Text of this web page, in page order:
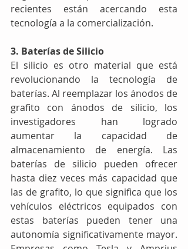
recientes están acercando esta
tecnología a la comercialización.
3. Baterías de Silicio
El silicio es otro material que está
revolucionando la tecnología de
baterías. Al reemplazar los ánodos de
grafito con ánodos de silicio, los
investigadores han logrado
aumentar la capacidad de
almacenamiento de energía. Las
baterías de silicio pueden ofrecer
hasta diez veces más capacidad que
las de grafito, lo que significa que los
vehículos eléctricos equipados con
estas baterías pueden tener una
autonomía significativamente mayor.